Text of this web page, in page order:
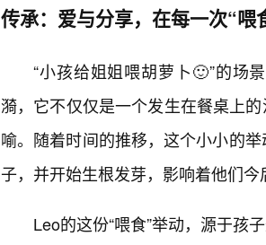
传承：爱与分享，在每一次“喂
“小孩给姐姐喂胡萝卜🙂”的场
漪，它不仅仅是一个发生在餐桌上
喻。随着时间的推移，这个小小的
子，并开始生根发芽，影响着他们今
Leo的这份“喂食”举动，源于孩